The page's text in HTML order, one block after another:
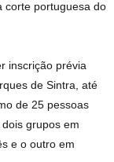
corte portuguesa do
inscrição prévia
de Sintra, até
de 25 pessoas
grupos em
e o outro em